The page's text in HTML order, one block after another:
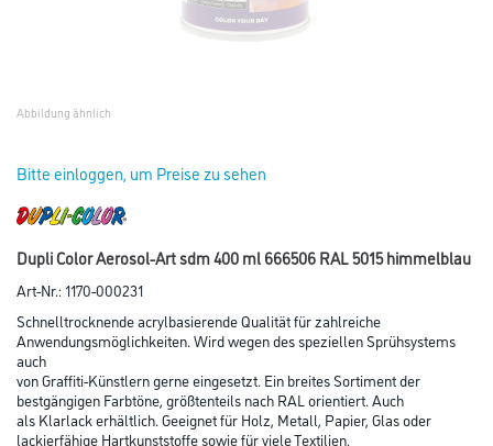
Abbildung ähnlich
Bitte einloggen, um Preise zu sehen
Dupli Color Aerosol-Art sdm 400 ml 666506 RAL 5015 himmelblau
Art-Nr.:1170-000231
Schnelltrocknende acrylbasierende Qualität für zahlreiche
Anwendungsmöglichkeiten. Wird wegen des speziellen Sprühsystems
auch
von Graffiti-Künstlern gerne eingesetzt. Ein breites Sortiment der
bestgängigen Farbtöne, größtenteils nach RAL orientiert. Auch
als Klarlack erhältlich. Geeignet für Holz, Metall, Papier, Glas oder
lackierfähige Hartkunststoffe sowie für viele Textilien.